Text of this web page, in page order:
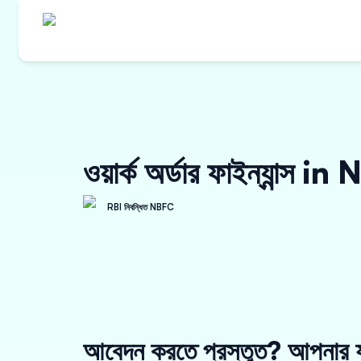
ওয়ার্ক অর্ডার ফাইন্যান্স
RBI নিবন্ধিত NBFC
আবেদন করতে প্রস্তুত? আপনার